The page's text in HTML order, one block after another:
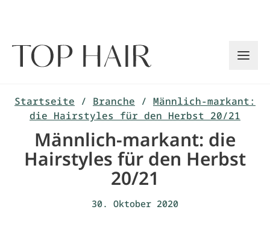
Startseite / Branche / Männlich-markant:
die Hairstyles für den Herbst 20/21
Männlich-markant: die
Hairstyles für den Herbst
20/21
30. Oktober 2020